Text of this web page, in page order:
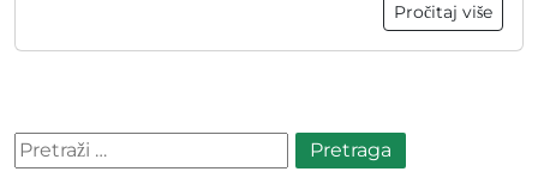
Pročitaj više
Pretraga: